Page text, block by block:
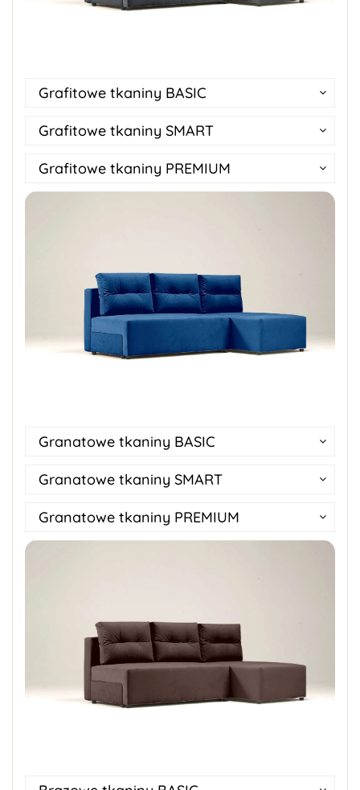
Grafitowe tkaniny BASIC
Grafitowe tkaniny SMART
Grafitowe tkaniny PREMIUM
Granatowe tkaniny BASIC
Granatowe tkaniny SMART
Granatowe tkaniny PREMIUM